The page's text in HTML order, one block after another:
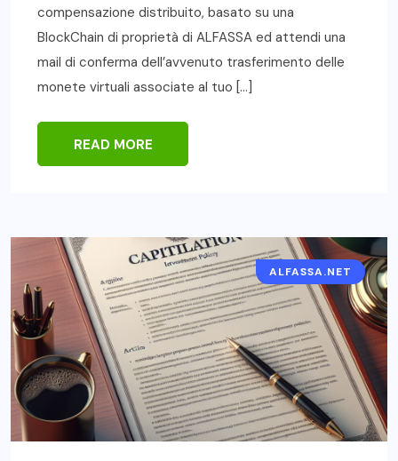
compensazione distribuito, basato su una
BlockChain di proprietà di ALFASSA ed attendi una
mail di conferma dell’avvenuto trasferimento delle
monete virtuali associate al tuo […]
READ MORE
ALFASSA.NET